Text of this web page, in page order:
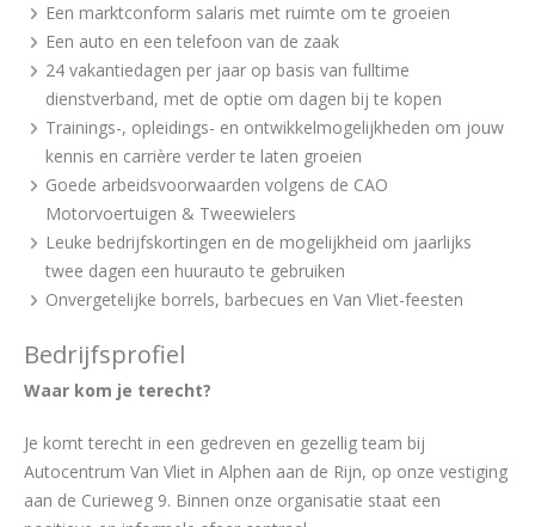
Een marktconform salaris met ruimte om te groeien
Een auto en een telefoon van de zaak
24 vakantiedagen per jaar op basis van fulltime
dienstverband, met de optie om dagen bij te kopen
Trainings-, opleidings- en ontwikkelmogelijkheden om jouw
kennis en carrière verder te laten groeien
Goede arbeidsvoorwaarden volgens de CAO
Motorvoertuigen & Tweewielers
Leuke bedrijfskortingen en de mogelijkheid om jaarlijks
twee dagen een huurauto te gebruiken
Onvergetelijke borrels, barbecues en Van Vliet-feesten
Bedrijfsprofiel
Waar kom je terecht?
Je komt terecht in een gedreven en gezellig team bij
Autocentrum Van Vliet in Alphen aan de Rijn, op onze vestiging
aan de Curieweg 9. Binnen onze organisatie staat een